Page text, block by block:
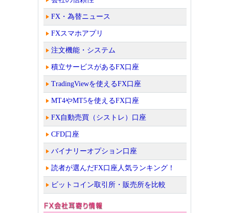
FX・為替ニュース
FXスマホアプリ
注文機能・システム
積立サービスがあるFX口座
TradingViewを使えるFX口座
MT4やMT5を使えるFX口座
FX自動売買（シストレ）口座
CFD口座
バイナリーオプション口座
読者が選んだFX口座人気ランキング！
ビットコイン取引所・販売所を比較